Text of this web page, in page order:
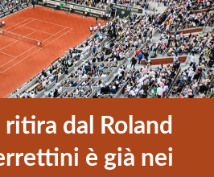
ritira dal Roland
è già nei